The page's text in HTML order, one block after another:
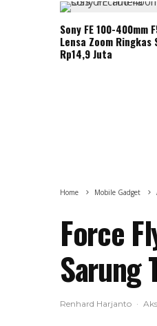
Sony FE 100-400mm
Lensa Zoom Ringkas
Rp14,9 Juta
Home Mobile Gadget
Force
Sarung
Renhard Harjanto ·